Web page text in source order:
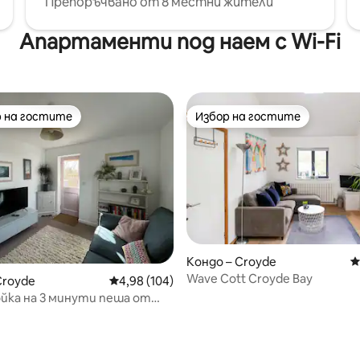
Апартаменти под наем с Wi-Fi
избор на гостите
на гостите
Средна оценка: 4,98 от 5, 104 отзива
4,98 (104)
на 3 минути пеша от
Избор на гостите
Избор на гостите
Кондо – Croyde
Wave Cott Croyde Bay